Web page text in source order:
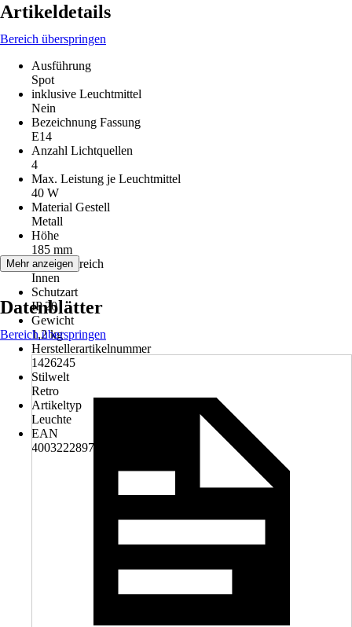
Artikeldetails
Bereich überspringen
Ausführung
Spot
inklusive Leuchtmittel
Nein
Bezeichnung Fassung
E14
Anzahl Lichtquellen
4
Max. Leistung je Leuchtmittel
40 W
Material Gestell
Metall
Höhe
185 mm
Einsatzbereich
Innen
Schutzart
IP 20
Gewicht
1,2 kg
Herstellerartikelnummer
1426245
Stilwelt
Retro
Artikeltyp
Leuchte
EAN
4003222897799
Mehr anzeigen
Datenblätter
Bereich überspringen